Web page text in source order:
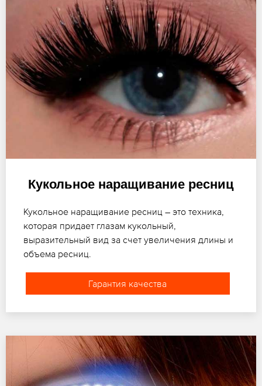
Кукольное наращивание ресниц
Кукольное наращивание ресниц – это техника,
которая придает глазам кукольный,
выразительный вид за счет увеличения длины и
объема ресниц.
Гарантия качества